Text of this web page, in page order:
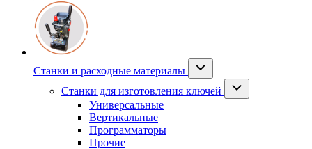
Станки и расходные материалы
Станки для изготовления ключей
Универсальные
Вертикальные
Программаторы
Прочие